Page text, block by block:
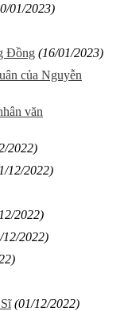
01/2023)
Đồng (16/01/2023)
của Nguyễn
văn
2022)
12/2022)
2022)
12/2022)
(01/12/2022)